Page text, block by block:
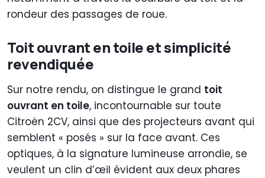
rondeur des passages de roue.
Toit ouvrant en toile et simplicité
revendiquée
Sur notre rendu, on distingue le grand toit
ouvrant en toile, incontournable sur toute
Citroën 2CV, ainsi que des projecteurs avant qui
semblent « posés » sur la face avant. Ces
optiques, à la signature lumineuse arrondie, se
veulent un clin d’œil évident aux deux phares